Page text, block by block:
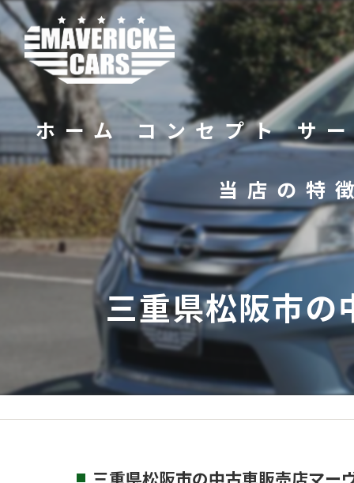
ホーム コンセプト サ
当店の特徴
バイク
販売
修理
カスタム
三重県松阪市の
三重県松阪市の中古車販売店マー